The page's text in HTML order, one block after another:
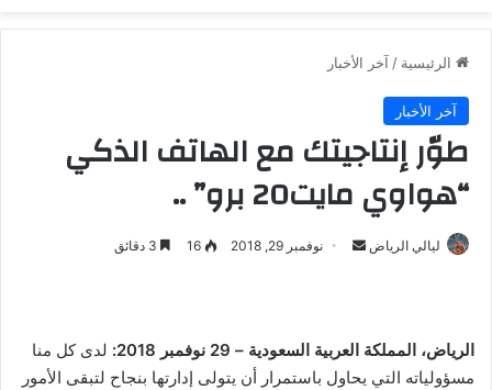
الرئيسية / آخر الأخبار
آخر الأخبار
طوّر إنتاجيتك مع الهاتف الذكي
“هواوي مايت20 برو” ..
ليالي الرياض
ب
ر
نوفمبر 29, 2018 16
الرياض، المملكة العربية السعودية – 29 نوفمبر 2018:
لدى كل منا
مسؤولياته التي يحاول باستمرار أن يتولى إدارتها بنجاح لتبقى الأمور